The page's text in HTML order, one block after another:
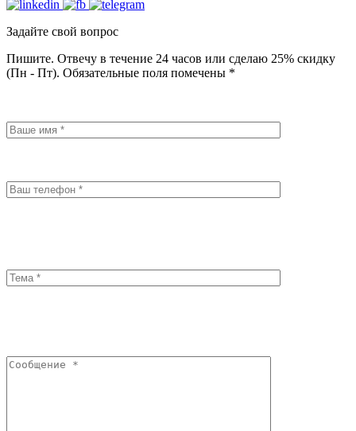
Задайте свой вопрос
Пишите. Отвечу в течение 24 часов или сделаю 25% скидку
(Пн - Пт). Обязательные поля помечены *